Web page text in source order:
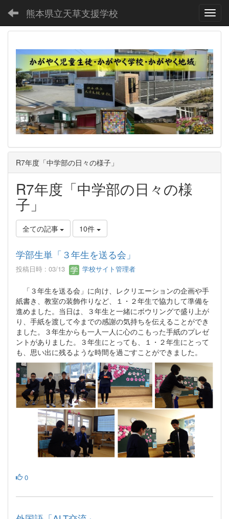
熊本県立天草支援学校
R7年度「中学部の日々の様子」
R7年度「中学部の日々の様
子」
全ての記事 10件
学部生単「３年生を送る会」
投稿日時 : 03/13 学校サイト管理者
「３年生を送る会」に向け、レクリエーションの企画や手
紙書き、教室の装飾作りなど、１・２年生で協力して準備を
進めました。当日は、３年生と一緒にボウリングで盛り上が
り、手紙を渡して今までの感謝の気持ちを伝えることができ
ました。３年生からも一人一人に心のこもった手紙のプレゼ
ントがありました。３年生にとっても、１・２年生にとって
も、思い出に残るような時間を過ごすことができました。
0